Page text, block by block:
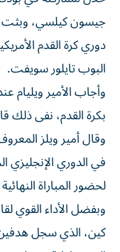
جيسون كيلسي، وبثت
دوري كرة القدم
البوب تايلور سويفت.
وأجاب الأمير ويليام
بكرة القدم، نفى ذلك
وقال أمير ويلز
في الدوري الإنجليزي
لحضور المباراة
وبفضل الأداء القوي
كين، الذي سجل